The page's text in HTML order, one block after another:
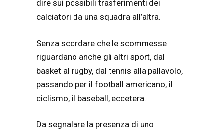
dire sui possibili trasferimenti dei
calciatori da una squadra all’altra.
Senza scordare che le scommesse
riguardano anche gli altri sport, dal
basket al rugby, dal tennis alla pallavolo,
passando per il football americano, il
ciclismo, il baseball, eccetera.
Da segnalare la presenza di uno